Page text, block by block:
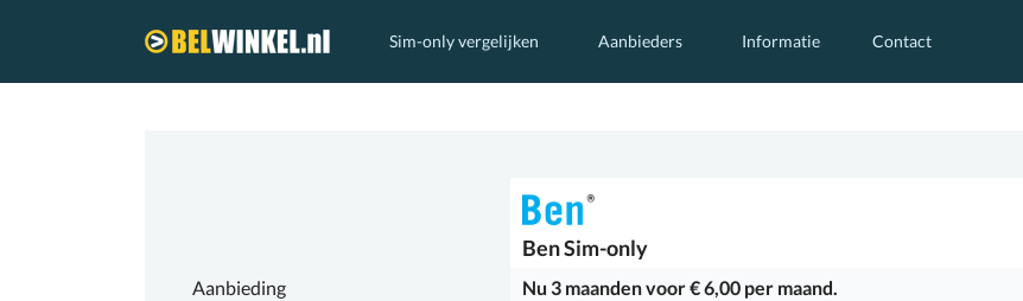
Sim-only vergelijken Aanbieders Informatie Contact
BenSim-only
Aanbieding
Nu 3 maanden voor € 6,00 per maand.